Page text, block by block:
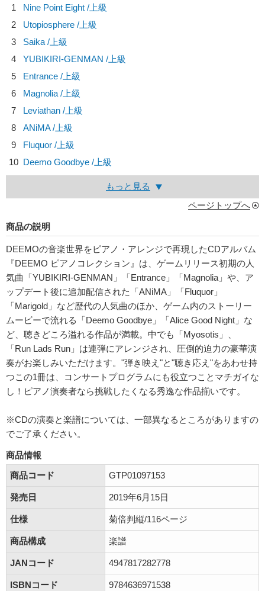
1
Nine Point Eight /上級
2
Utopiosphere /上級
3
Saika /上級
4
YUBIKIRI-GENMAN /上級
5
Entrance /上級
6
Magnolia /上級
7
Leviathan /上級
8
ANiMA /上級
9
Fluquor /上級
10 Deemo Goodbye /上級
もっと見る
ページトップへ
商品の説明
DEEMOの音楽世界をピアノ・アレンジで再現したCDアルバム
『DEEMO ピアノコレクション』は、ゲームリリース初期の人
気曲「YUBIKIRI-GENMAN」「Entrance」「Magnolia」や、ア
ップデート後に追加配信された「ANiMA」「Fluquor」
「Marigold」など歴代の人気曲のほか、ゲーム内のストーリー
ムービーで流れる「Deemo Goodbye」「Alice Good Night」な
ど、聴きどころ溢れる作品が満載。中でも「Myosotis」、
「Run Lads Run」は連弾にアレンジされ、圧倒的迫力の豪華演
奏がお楽しみいただけます。"弾き映え"と"聴き応え"をあわせ持
つこの1冊は、コンサートプログラムにも役立つことマチガイな
し！ピアノ演奏者なら挑戦したくなる秀逸な作品揃いです。
※CDの演奏と楽譜については、一部異なるところがありますの
でご了承ください。
商品情報
商品コード
GTP01097153
発売日 2019年6月15日
仕様 菊倍判縦/116ページ
商品構成 楽譜
JANコード 4947817282778
ISBNコード 9784636971538